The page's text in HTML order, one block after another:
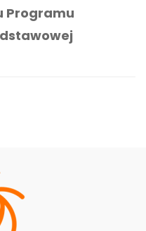
Programu